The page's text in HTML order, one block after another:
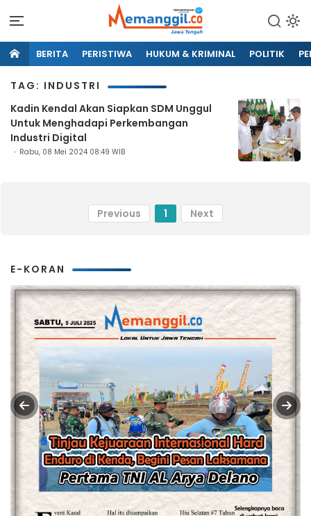
BERITA PERISTIWA HUKUM & KRIMINAL POLITIK
TAG: INDUSTRI
Kadin Kendal Akan Siapkan SDM Unggul
Untuk Menghadapi Perkembangan
Industri Digital
Rabu, 08 Mei 2024 08:49 WIB
Previous 1 Next
E-KORAN